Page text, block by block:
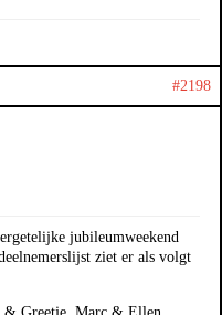
#2198
jubileumweekend
ziet er als volgt